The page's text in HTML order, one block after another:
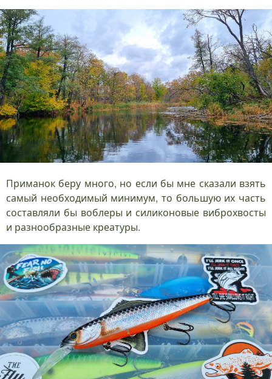
Приманок беру много, но если бы мне сказали взять
самый необходимый минимум, то большую их часть
составляли бы воблеры и силиконовые виброхвосты
и разнообразные креатуры.